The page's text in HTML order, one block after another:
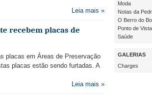
Leia mais »
recebem placas de
placas em Áreas de Preservação
placas estão sendo furtadas. A
Leia mais »
Moda
Notas da
O Berro do
Ponto de
Saúde
GALERIAS
Charges